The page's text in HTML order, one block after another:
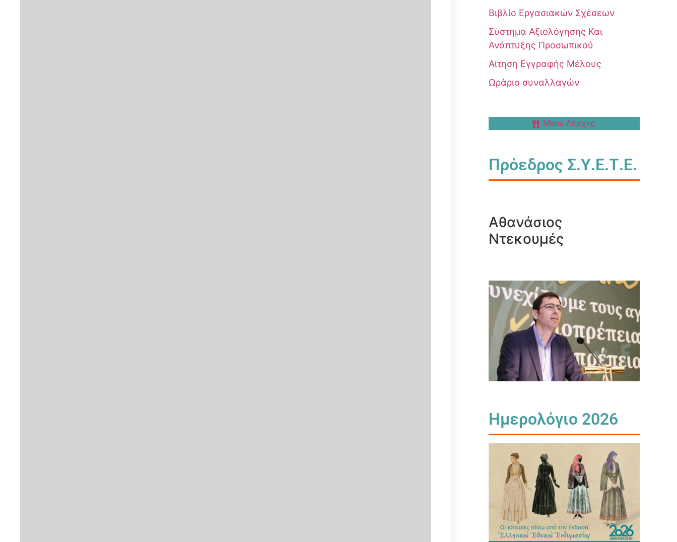
Βιβλίο Εργασιακών Σχέσεων
Σύστημα Αξιολόγησης Και
Ανάπτυξης Προσωπικού
Αίτηση Εγγραφής Μέλους
Ωράριο συναλλαγών
Menu Λέσχης
Πρόεδρος Σ.Υ.Ε.Τ.Ε.
Αθανάσιος
Ντεκουμές
Ημερολόγιο 2026